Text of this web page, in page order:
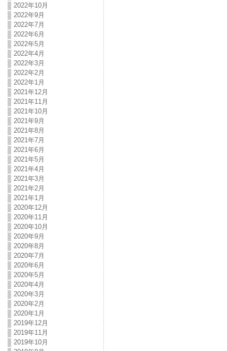
2022年10月
2022年9月
2022年7月
2022年6月
2022年5月
2022年4月
2022年3月
2022年2月
2022年1月
2021年12月
2021年11月
2021年10月
2021年9月
2021年8月
2021年7月
2021年6月
2021年5月
2021年4月
2021年3月
2021年2月
2021年1月
2020年12月
2020年11月
2020年10月
2020年9月
2020年8月
2020年7月
2020年6月
2020年5月
2020年4月
2020年3月
2020年2月
2020年1月
2019年12月
2019年11月
2019年10月